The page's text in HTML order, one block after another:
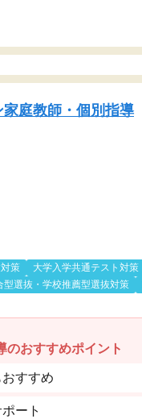
庭教師・個別指導
策 大学入学共通テスト対策
型選抜・学校推薦型選抜対策
のおすすめポイント
すすめ
ート